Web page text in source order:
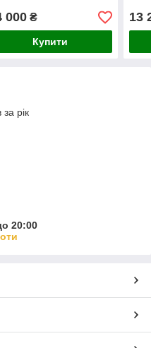
000₴
Купити
13
рік
20:00